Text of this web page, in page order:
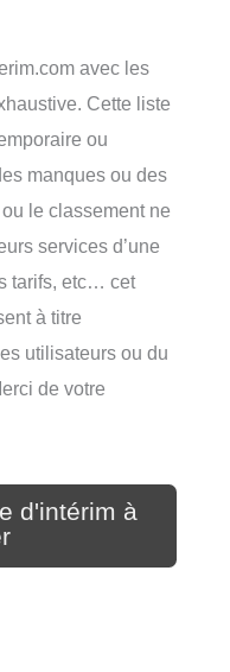
avec les
Cette liste
ou
manques ou des
le classement ne
services d’une
tarifs, etc… cet
à titre
utilisateurs ou du
de votre
d'intérim à